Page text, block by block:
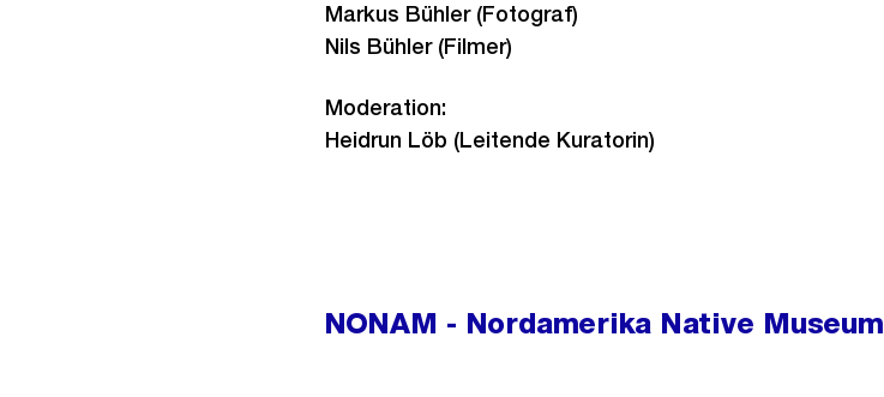
Markus Bühler (Fotograf)
Nils Bühler (Filmer)
Moderation:
Heidrun Löb (Leitende Kuratorin)
NONAM - Nordamerika Native Museum